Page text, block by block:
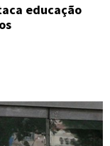
educação